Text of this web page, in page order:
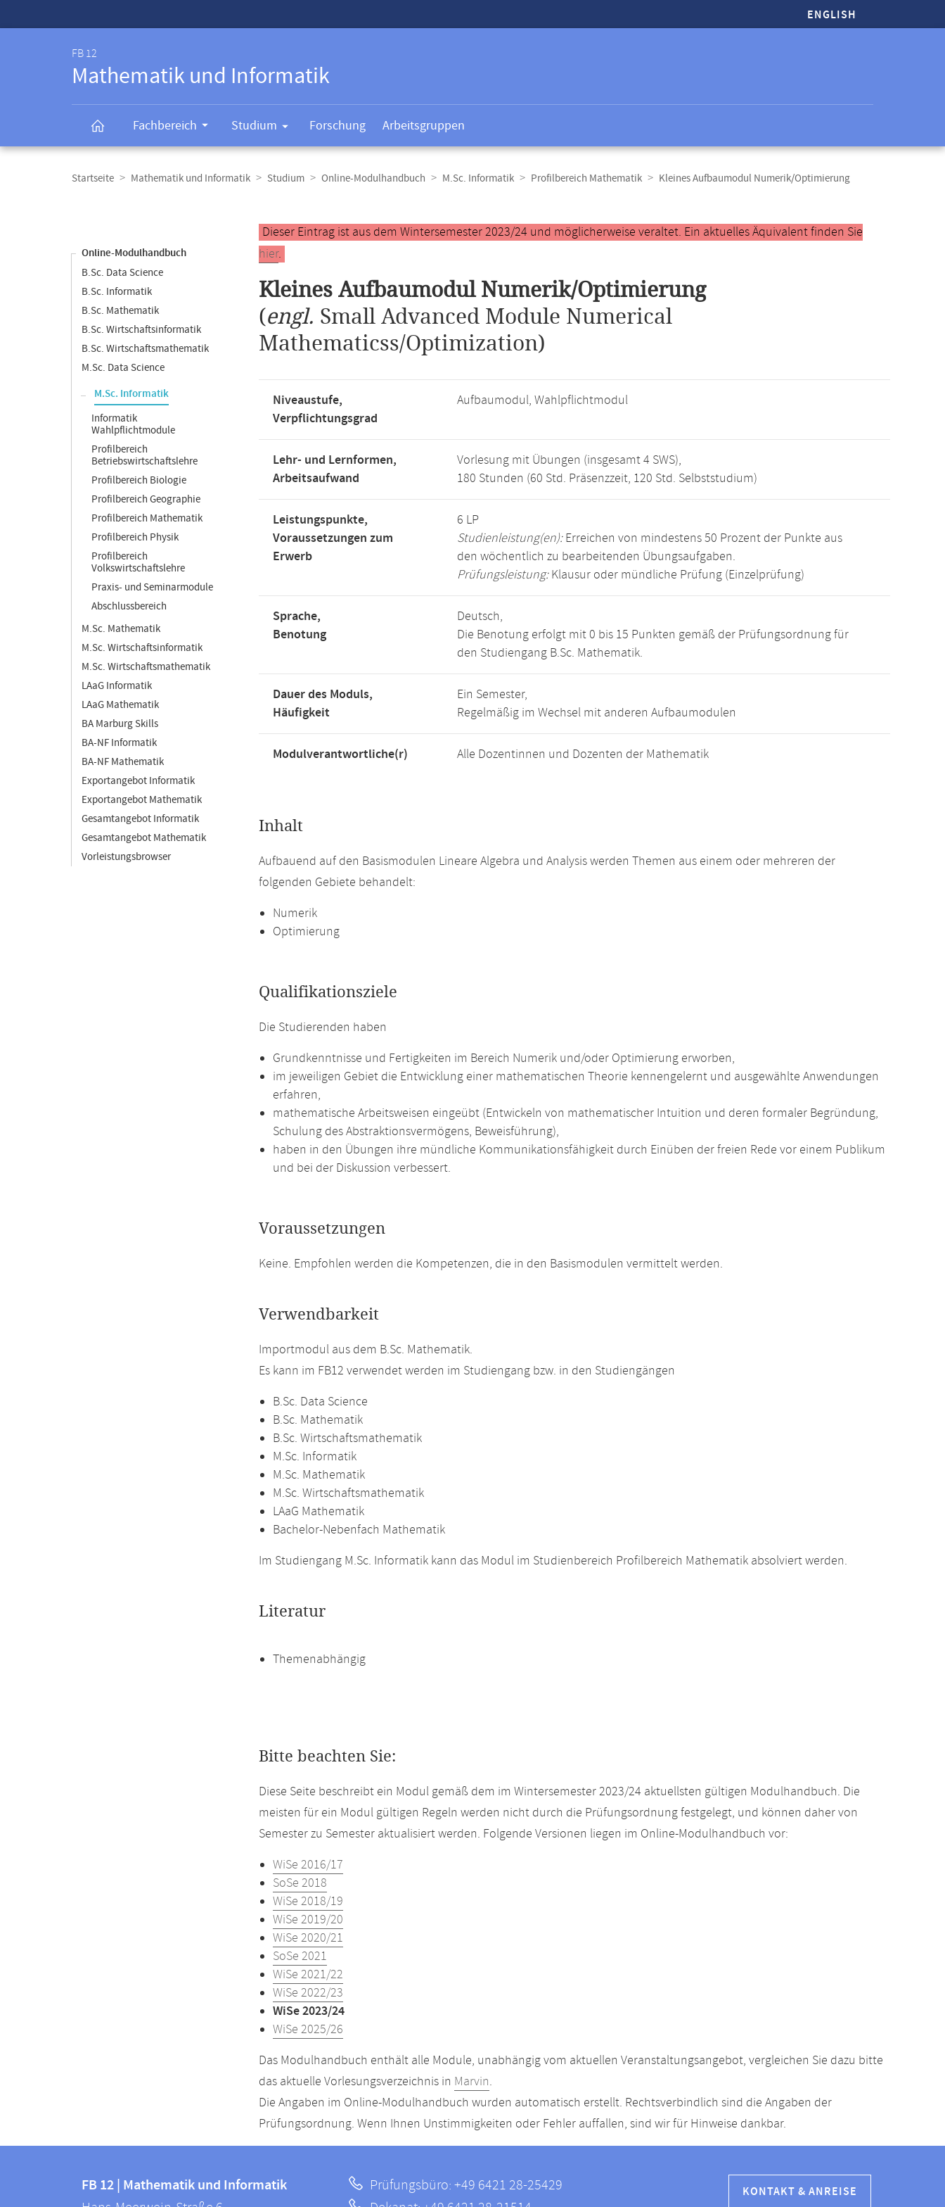
ENGLISH
FB 12
Mathematik und Informatik
Fachbereich Studium Forschung Arbeitsgruppen
Navigation
Startseite Mathematik und Informatik Studium Online-Modulhandbuch M.Sc. Informatik Profilbereich Mathematik Kleines Aufbaumodul Numerik/Optimierung
Online-Modulhandbuch
B.Sc. Data Science
B.Sc. Informatik
B.Sc. Mathematik
B.Sc. Wirtschaftsinformatik
B.Sc. Wirtschaftsmathematik
M.Sc. Data Science
M.Sc. Informatik
Informatik
Wahlpflichtmodule
Profilbereich
Betriebswirtschaftslehre
Profilbereich Biologie
Profilbereich Geographie
Profilbereich Mathematik
Profilbereich Physik
Profilbereich
Volkswirtschaftslehre
Praxis- und Seminarmodule
Abschlussbereich
M.Sc. Mathematik
M.Sc. Wirtschaftsinformatik
M.Sc. Wirtschaftsmathematik
LAaG Informatik
LAaG Mathematik
BA Marburg Skills
BA-NF Informatik
BA-NF Mathematik
Exportangebot Informatik
Exportangebot Mathematik
Gesamtangebot Informatik
Gesamtangebot Mathematik
Vorleistungsbrowser
Hauptinhalt
Dieser Eintrag ist aus dem Wintersemester 2023/24 und möglicherweise veraltet. Ein aktuelles Äquivalent finden Sie
hier.
Kleines Aufbaumodul Numerik/Optimierung
(engl. Small Advanced Module Numerical
Mathematicss/Optimization)
Niveaustufe,
Verpflichtungsgrad
Aufbaumodul, Wahlpflichtmodul
Lehr- und Lernformen,
Arbeitsaufwand
Vorlesung mit Übungen (insgesamt 4 SWS),
180 Stunden (60 Std. Präsenzzeit, 120 Std. Selbststudium)
Leistungspunkte,
Voraussetzungen zum
Erwerb
6 LP
Studienleistung(en):Erreichen von mindestens 50 Prozent der Punkte aus
den wöchentlich zu bearbeitenden Übungsaufgaben.
Prüfungsleistung:Klausur oder mündliche Prüfung (Einzelprüfung)
Sprache,
Benotung
Deutsch,
Die Benotung erfolgt mit 0 bis 15 Punkten gemäß der Prüfungsordnung für
den Studiengang B.Sc. Mathematik.
Dauer des Moduls,
Häufigkeit
Ein Semester,
Regelmäßig im Wechsel mit anderen Aufbaumodulen
Modulverantwortliche(r) Alle Dozentinnen und Dozenten der Mathematik
Inhalt
Aufbauend auf den Basismodulen Lineare Algebra und Analysis werden Themen aus einem oder mehreren der
folgenden Gebiete behandelt:
Numerik
Optimierung
Qualifikationsziele
Die Studierenden haben
Grundkenntnisse und Fertigkeiten im Bereich Numerik und/oder Optimierung erworben,
im jeweiligen Gebiet die Entwicklung einer mathematischen Theorie kennengelernt und ausgewählte Anwendungen
erfahren,
mathematische Arbeitsweisen eingeübt (Entwickeln von mathematischer Intuition und deren formaler Begründung,
Schulung des Abstraktionsvermögens, Beweisführung),
haben in den Übungen ihre mündliche Kommunikationsfähigkeit durch Einüben der freien Rede vor einem Publikum
und bei der Diskussion verbessert.
Voraussetzungen
Keine. Empfohlen werden die Kompetenzen, die in den Basismodulen vermittelt werden.
Verwendbarkeit
Importmodul aus dem B.Sc. Mathematik.
Es kann im FB12 verwendet werden im Studiengang bzw. in den Studiengängen
B.Sc. Data Science
B.Sc. Mathematik
B.Sc. Wirtschaftsmathematik
M.Sc. Informatik
M.Sc. Mathematik
M.Sc. Wirtschaftsmathematik
LAaG Mathematik
Bachelor-Nebenfach Mathematik
Im Studiengang M.Sc. Informatik kann das Modul im Studienbereich Profilbereich Mathematik absolviert werden.
Literatur
Themenabhängig
Bitte beachten Sie:
Diese Seite beschreibt ein Modul gemäß dem im Wintersemester 2023/24 aktuellsten gültigen Modulhandbuch. Die
meisten für ein Modul gültigen Regeln werden nicht durch die Prüfungsordnung festgelegt, und können daher von
Semester zu Semester aktualisiert werden. Folgende Versionen liegen im Online-Modulhandbuch vor:
WiSe 2016/17
SoSe 2018
WiSe 2018/19
WiSe 2019/20
WiSe 2020/21
SoSe 2021
WiSe 2021/22
WiSe 2022/23
WiSe 2023/24
WiSe 2025/26
Das Modulhandbuch enthält alle Module, unabhängig vom aktuellen Veranstaltungsangebot, vergleichen Sie dazu bitte
das aktuelle Vorlesungsverzeichnis in Marvin.
Die Angaben im Online-Modulhandbuch wurden automatisch erstellt. Rechtsverbindlich sind die Angaben der
Prüfungsordnung. Wenn Ihnen Unstimmigkeiten oder Fehler auffallen, sind wir für Hinweise dankbar.
FB
FB 12 | Mathematik und Informatik
Prüfungsbüro: +49 6421 28-25429
KONTAKT & ANREISE